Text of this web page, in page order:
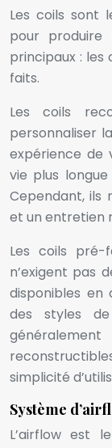
Les coils sont
pour
principaux :
faits.
Les coils
personnaliser
expérience de
vie plus
Cependant, ils
et un entretien
Les coils
n’exigent pas
disponibles
des styles
simplicité
Système
L’airflow est